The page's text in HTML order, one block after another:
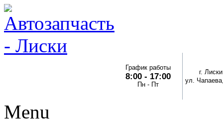
График работы
8:00 - 17:00
Пн - Пт
г.
ул.
Menu